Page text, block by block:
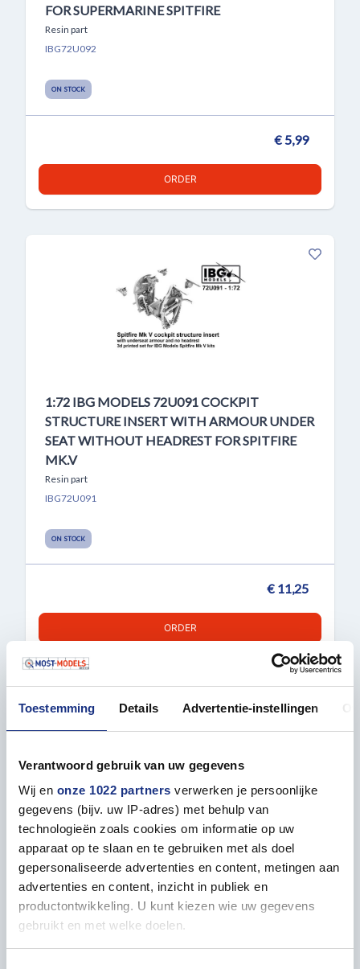
Toestemming Details Advertentie-instellingen
Verantwoord gebruik van uw gegevens
Wij en onze 1022 partners verwerken je persoonlijke
gegevens (bijv. uw IP-adres) met behulp van
technologieën zoals cookies om informatie op uw
apparaat op te slaan en te gebruiken met als doel
gepersonaliseerde advertenties en content, metingen aan
advertenties en content, inzicht in publiek en
productontwikkeling. U kunt kiezen wie uw gegevens
gebruikt en met welke doelen.
FOR SUPERMARINE SPITFIRE
Resin part
IBG72U092
ON STOCK
€ 5,99
ORDER
1:72 IBG MODELS 72U091 COCKPIT
STRUCTURE INSERT WITH ARMOUR UNDER
SEAT WITHOUT HEADREST FOR SPITFIRE
MK.V
Resin part
IBG72U091
ON STOCK
€ 11,25
ORDER
1:72 IBG MODELS 72U090 COCKPIT
STRUCTURE INSERT WITHOUT SEAT
ARMOUR FOR SUPERMARINE SPITFIRE MK.V
Resin part
IBG72U090